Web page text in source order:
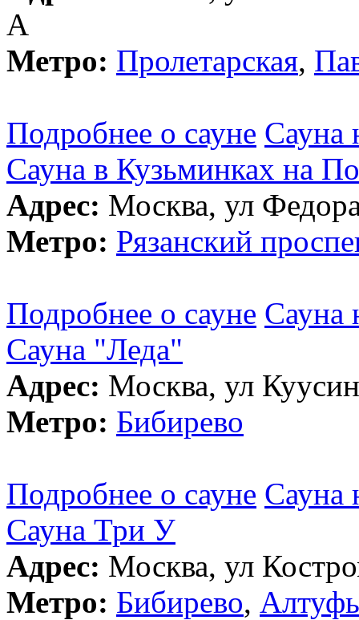
А
Метро: Пролетарская,
Подробнее о сауне Сауна
Сауна в Кузьминках на
Адрес: Москва, ул
Метро: Рязанский
Подробнее о сауне Сауна
Сауна "Леда"
Адрес: Москва, ул
Метро: Бибирево
Подробнее о сауне Сауна
Сауна Три У
Адрес: Москва, ул
Метро: Бибирево,